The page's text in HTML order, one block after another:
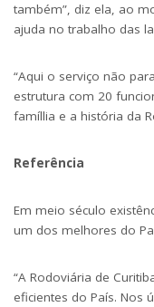
também”, diz ela, ao
ajuda no trabalho das
“Aqui o serviço não
estrutura com 20
famíllia e a história da
Referência
Em meio século
um dos melhores do
“A Rodoviária de
eficientes do País. Nos